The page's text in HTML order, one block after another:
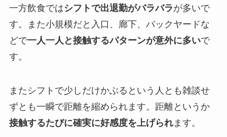
一方飲食ではシフトで出退勤がバラバラが多いで
す。また小規模だと入口、廊下、バックヤードな
どで一人一人と接触するパターンが意外に多いで
す。
またシフトで少しだけかぶるという人とも雑談せ
ずとも一瞬で距離を縮められます。距離というか
接触するたびに確実に好感度を上げられます。